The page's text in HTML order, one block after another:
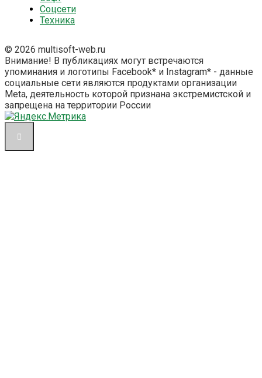
Соцсети
Техника
© 2026 multisoft-web.ru
Внимание! В публикациях могут встречаются
упоминания и логотипы Facebook* и Instagram* - данные
социальные сети являются продуктами организации
Meta, деятельность которой признана экстремистской и
запрещена на территории России